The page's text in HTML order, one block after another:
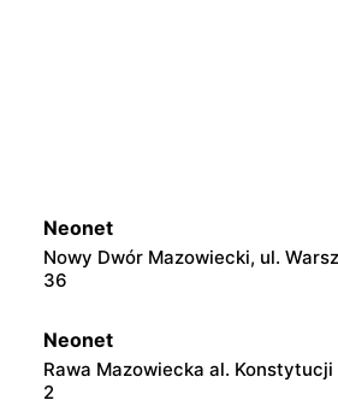
Neonet
Nowy Dwór Mazowiecki, ul.
36
Neonet
Rawa Mazowiecka al. Konstytucji
2